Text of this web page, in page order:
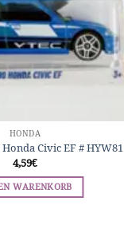
HONDA
Civic EF # HYW81
4,59€
WARENKORB